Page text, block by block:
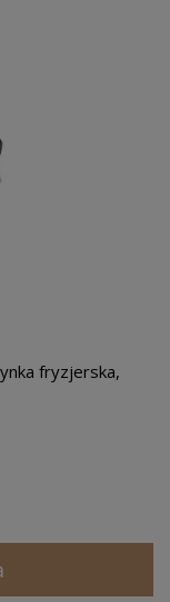
fryzjerska,